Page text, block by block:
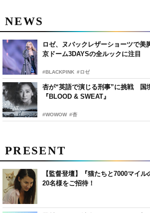
NEWS
ロゼ、ヌバックレザーショーツで
京ドーム3DAYSの全ルックに注目
#BLACKPINK #ロゼ
杏が“英語で演じる刑事”に挑戦 国
『BLOOD & SWEAT』
#WOWOW #杏
PRESENT
【監督登壇】『猫たちと7000マイ
20名様をご招待！